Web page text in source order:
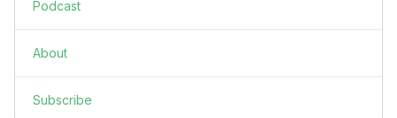
Podcast
About
Subscribe